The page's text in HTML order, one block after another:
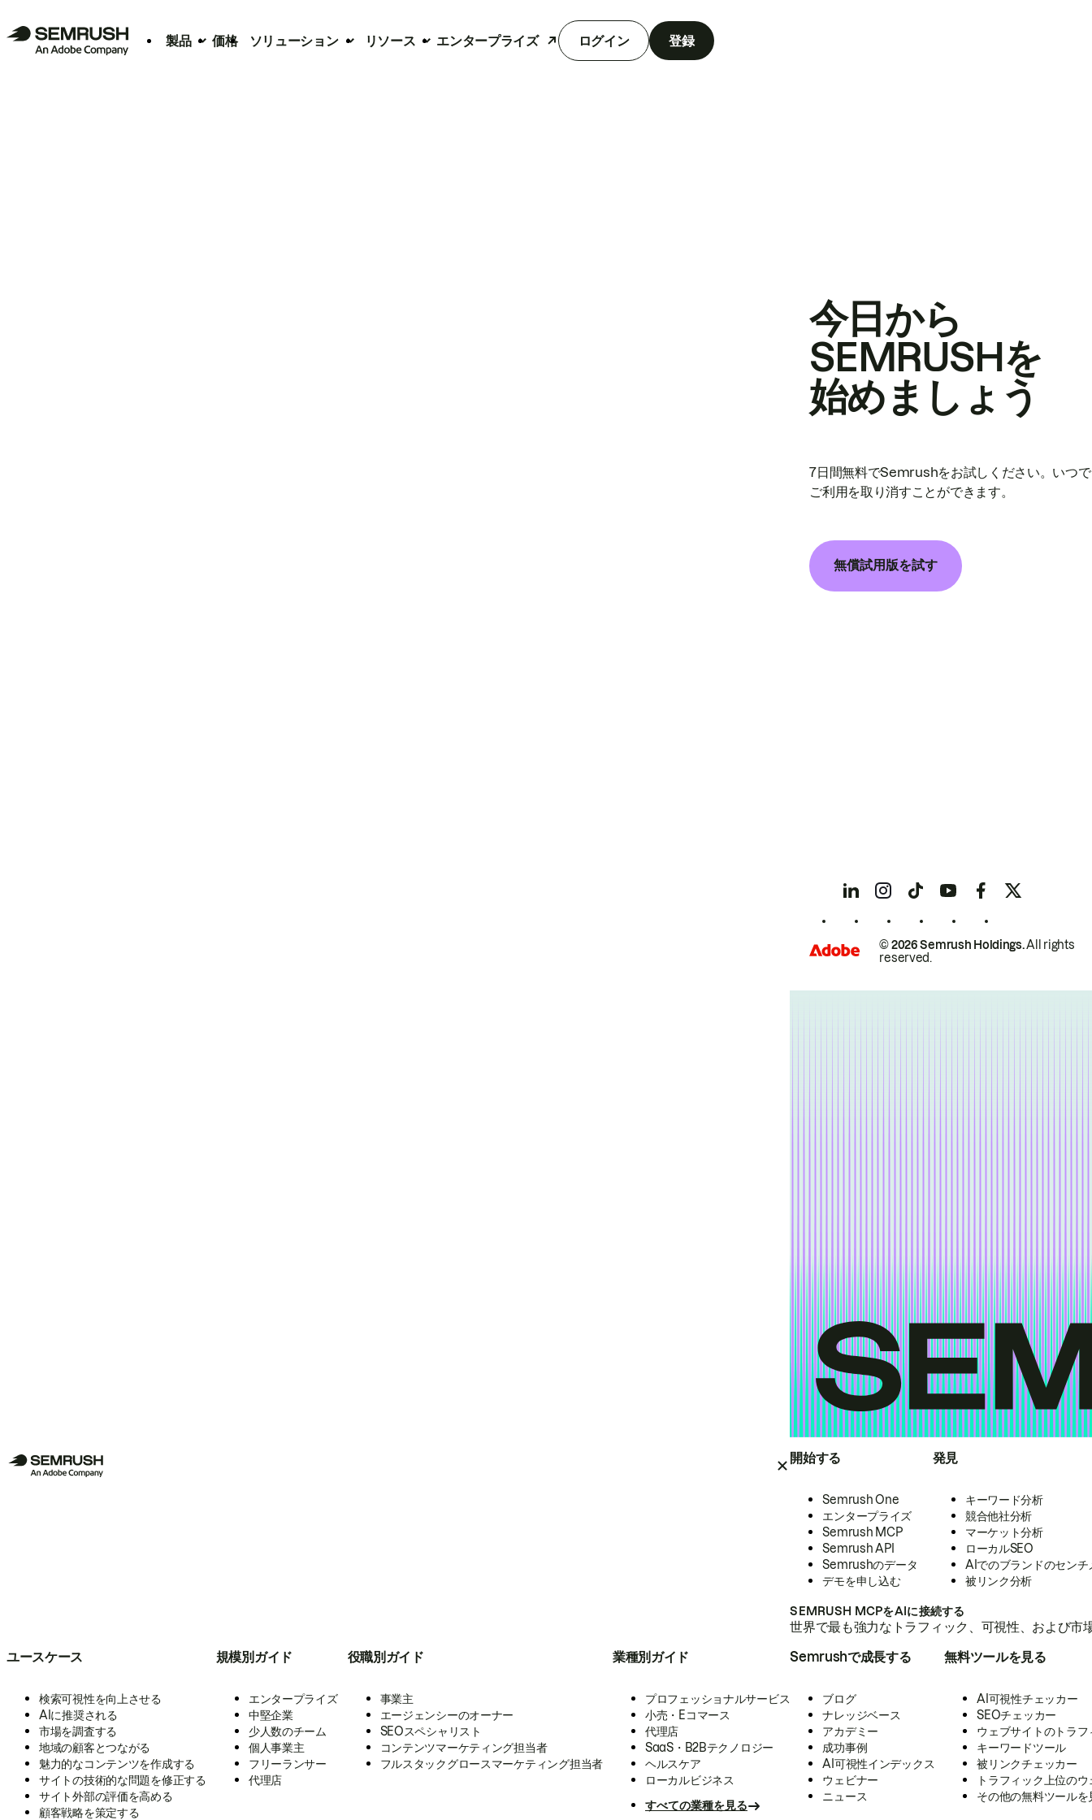
製品 価格 ソリューション リソース エンタープライズ ログイン 登録
開始する
Semrush One
エンタープライズ
Semrush MCP
Semrush API
Semrushのデータ
デモを申し込む
発見
キーワード分析
競合他社分析
マーケット分析
ローカルSEO
AIでのブランドのセンチ
被リンク分析
SEMRUSH MCPをAIに接続する
世界で最も強力なトラフィック、可視性、および
ユースケース
検索可視性を向上させる
AIに推奨される
市場を調査する
地域の顧客とつながる
魅力的なコンテンツを作成する
サイトの技術的な問題を修正する
サイト外部の評価を高める
顧客戦略を策定する
規模別ガイド
エンタープライズ
中堅企業
少人数のチーム
個人事業主
フリーランサー
代理店
役職別ガイド
事業主
エージェンシーのオーナー
SEOスペシャリスト
コンテンツマーケティング担当者
フルスタックグロースマーケティング担当者
業種別ガイド
プロフェッショナルサービス
小売・Eコマース
代理店
SaaS・B2Bテクノロジー
ヘルスケア
ローカルビジネス
すべての業種を見る
Semrushで成長する
ブログ
ナレッジベース
アカデミー
成功事例
AI可視性インデックス
ウェビナー
ニュース
無料ツールを見る
AI可視性チェッカー
SEOチェッカー
ウェブサイトのトラ
キーワードツール
被リンクチェッカー
トラフィック上位の
その他の無料ツールを
今日から
SEMRUSHを
始めましょう
7日間無料でSemrushをお試しください。いつ
ご利用を取り消すことができます。
無償試用版を試す
© 2026 Semrush Holdings.All rights
reserved.